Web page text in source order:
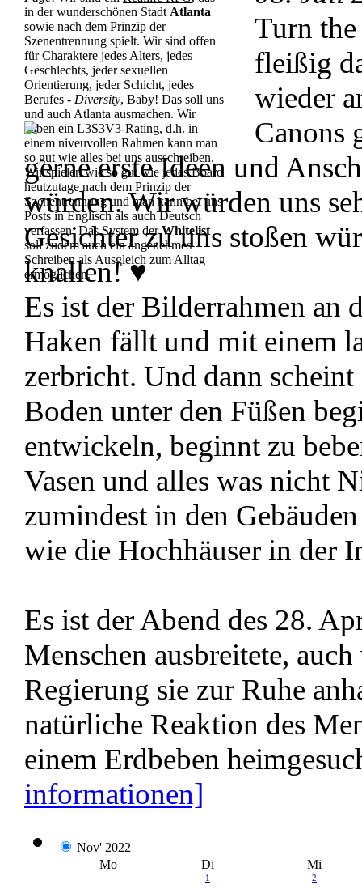
in der wunderschönen Stadt Atlanta
sowie nach dem Prinzip der
Szenentrennung spielt. Wir sind offen
für Charaktere jedes Alters, jedes
Geschlechts, jeder sexuellen
Orientierung, jeder Schicht, jedes
Berufes - Diversity, Baby! Das soll uns
und auch Atlanta ausmachen. Wir
haben ein L3S3V3-Rating, d.h. in
einem niveuvollen Rahmen kann man
so gut wie alles bei uns ausschreiben.
Wir spielen wie so gut wie jedes Board
heutzutage nach dem Prinzip der
Szenentrennung und man kann bei uns
Posts in Englisch als auch Deutsch
verfassen. Das System derWhitelist
soll zudem auch ein angenehmes
Schreiben als Ausgleich zum Alltag
ermöglichen.
Turn
fleißig
wieder
Canons
gerne erste Ideen und
würden. Wir würden uns
Gesichter zu uns stoßen
knallen! ♥
Es ist der Bilderrahmen an
Haken fällt und mit einem
zerbricht. Und dann
Boden unter den Füßen
entwickeln, beginnt zu
Vasen und alles was nicht
zumindest in den
wie die Hochhäuser in der
Es ist der Abend des 28.
Menschen ausbreitete,
Regierung sie zur Ruhe
natürliche Reaktion des
einem Erdbeben
informationen]
Nov' 2022
Mo
Di Mi
1
2